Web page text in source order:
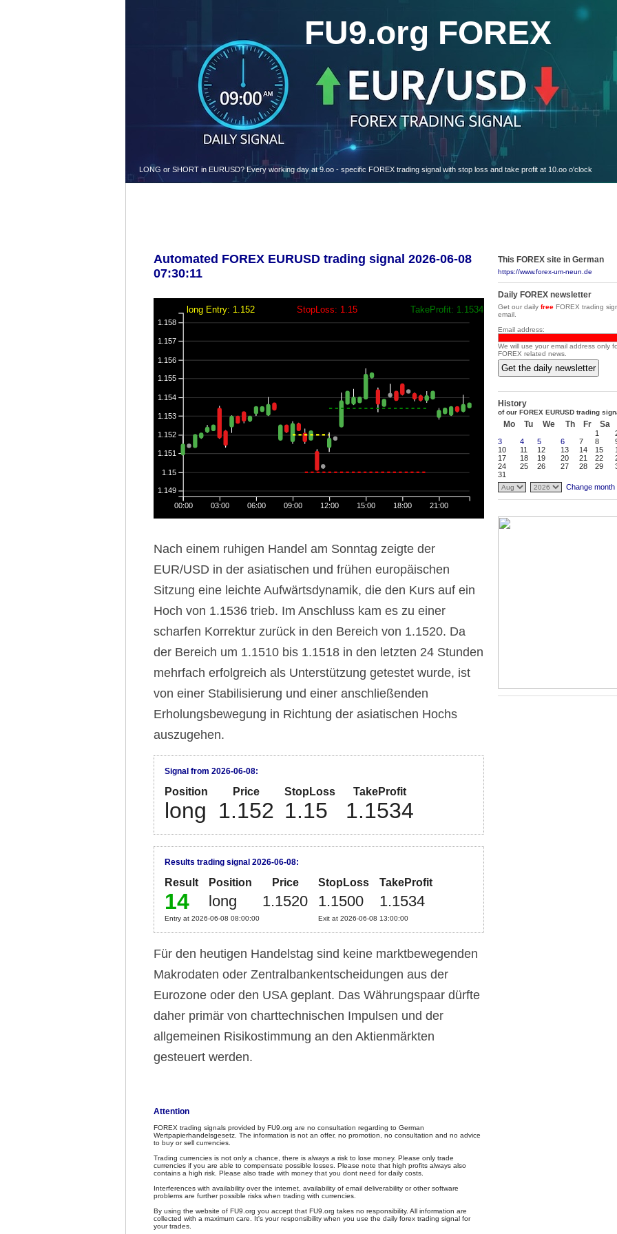
FU9.org FOREX
LONG or SHORT in EURUSD? Every working day at 9.oo - specific FOREX trading signal with stop loss and take profit at 10.oo o'clock
Automated FOREX EURUSD trading signal 2026-06-08
07:30:11
00:00 03:00 06:00 09:00 12:00 15:00 18:00 21:00
1.149
1.15
1.151
1.152
1.153
1.154
1.155
1.156
1.157
1.158
long Entry: 1.152 StopLoss: 1.15 TakeProfit: 1.1534
Nach einem ruhigen Handel am Sonntag zeigte der
EUR/USD in der asiatischen und frühen europäischen
Sitzung eine leichte Aufwärtsdynamik, die den Kurs auf ein
Hoch von 1.1536 trieb. Im Anschluss kam es zu einer
scharfen Korrektur zurück in den Bereich von 1.1520. Da
der Bereich um 1.1510 bis 1.1518 in den letzten 24 Stunden
mehrfach erfolgreich als Unterstützung getestet wurde, ist
von einer Stabilisierung und einer anschließenden
Erholungsbewegung in Richtung der asiatischen Hochs
auszugehen.
Signal from 2026-06-08:
Position Price StopLoss TakeProfit
long 1.152 1.15 1.1534
Results trading signal 2026-06-08:
Result Position Price StopLoss TakeProfit
14 long 1.1520 1.1500 1.1534
Entry at 2026-06-08 08:00:00 Exit at 2026-06-08 13:00:00
Für den heutigen Handelstag sind keine marktbewegenden
Makrodaten oder Zentralbankentscheidungen aus der
Eurozone oder den USA geplant. Das Währungspaar dürfte
daher primär von charttechnischen Impulsen und der
allgemeinen Risikostimmung an den Aktienmärkten
gesteuert werden.
Attention
FOREX trading signals provided by FU9.org are no consultation regarding to German
Wertpapierhandelsgesetz. The information is not an offer, no promotion, no consultation and no advice
to buy or sell currencies.
Trading currencies is not only a chance, there is always a risk to lose money. Please only trade
currencies if you are able to compensate possible losses. Please note that high profits always also
contains a high risk. Please also trade with money that you dont need for daily costs.
Interferences with availability over the internet, availability of email deliverability or other software
problems are further possible risks when trading with currencies.
By using the website of FU9.org you accept that FU9.org takes no responsibility. All information are
collected with a maximum care. It's your responsibility when you use the daily forex trading signal for
your trades.
This FOREX site in German
https://www.forex-um-neun.de
Daily FOREX newsletter
Get our daily free FOREX trading
email.
Email address:
We will use your email address only
FOREX related news.
Get the daily newsletter
History
of our FOREX EURUSD trading
Mo Tu We Th Fr Sa
1
3
4 5 6 7 8
10
11 12 13 14 15
17
18 19 20 21 22
24
25 26 27 28 29
31
Change month